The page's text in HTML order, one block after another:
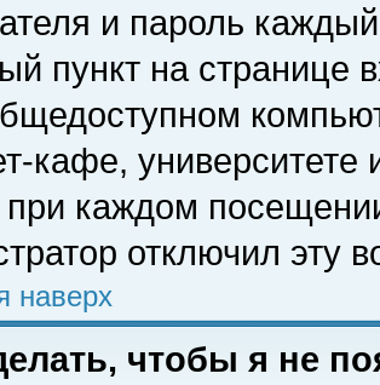
и пароль
пункт на
кафе, университете
при каждом
отключил эту
наверх
чтобы я не